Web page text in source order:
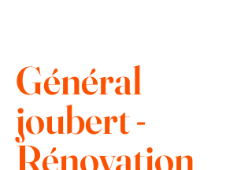
Général
joubert -
Rénovation